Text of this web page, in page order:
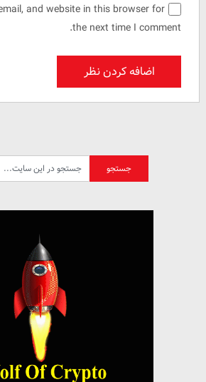
and website in this browser for
the next time I comment.